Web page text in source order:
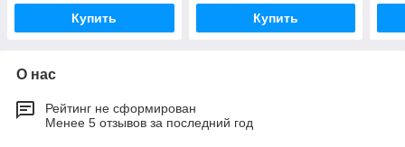
Купить Купить
О нас
Рейтинг не сформирован
Менее 5 отзывов за последний год